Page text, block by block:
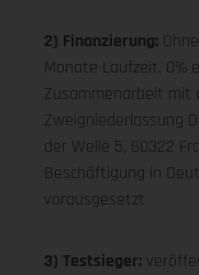
2) Finanzierung:
Monate Laufzeit, 0%
Zusammenarbeit mit
Zweigniederlassung
der Welle 5, 60322
Beschäftigung in
vorausgesetzt
3) Testsieger: